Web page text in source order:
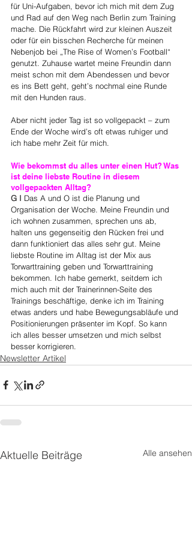
für Uni-Aufgaben, bevor ich mich mit dem Zug
und Rad auf den Weg nach Berlin zum Training
mache. Die Rückfahrt wird zur kleinen Auszeit
oder für ein bisschen Recherche für meinen
Nebenjob bei „The Rise of Women’s Football“
genutzt. Zuhause wartet meine Freundin dann
meist schon mit dem Abendessen und bevor
es ins Bett geht, geht’s nochmal eine Runde
mit den Hunden raus.
Aber nicht jeder Tag ist so vollgepackt – zum
Ende der Woche wird’s oft etwas ruhiger und
ich habe mehr Zeit für mich.
Wie bekommst du alles unter einen Hut? Was
ist deine liebste Routine in diesem
vollgepackten Alltag?
G I Das A und O ist die Planung und
Organisation der Woche. Meine Freundin und
ich wohnen zusammen, sprechen uns ab,
halten uns gegenseitig den Rücken frei und
dann funktioniert das alles sehr gut. Meine
liebste Routine im Alltag ist der Mix aus
Torwarttraining geben und Torwarttraining
bekommen. Ich habe gemerkt, seitdem ich
mich auch mit der Trainerinnen-Seite des
Trainings beschäftige, denke ich im Training
etwas anders und habe Bewegungsabläufe und
Positionierungen präsenter im Kopf. So kann
ich alles besser umsetzen und mich selbst
besser korrigieren. ​​​​​​​
Newsletter Artikel
Aktuelle Beiträge Alle ansehen